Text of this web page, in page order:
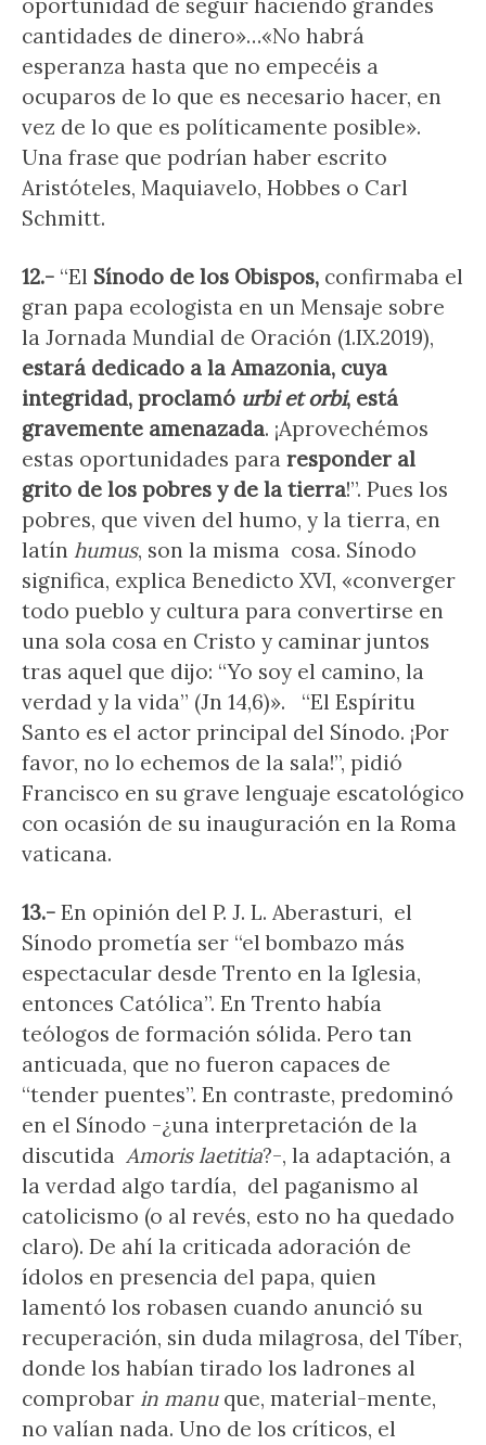
oportunidad de seguir haciendo grandes
cantidades de dinero»…«No habrá
esperanza hasta que no empecéis a
ocuparos de lo que es necesario hacer, en
vez de lo que es políticamente posible».
Una frase que podrían haber escrito
Aristóteles, Maquiavelo, Hobbes o Carl
Schmitt.
12.- “El Sínodo de los Obispos, confirmaba el
gran papa ecologista en un Mensaje sobre
la Jornada Mundial de Oración (1.IX.2019),
estará dedicado a la Amazonia, cuya
integridad, proclamó urbi et orbi, está
gravemente amenazada. ¡Aprovechémos
estas oportunidades para responder al
grito de los pobres y de la tierra!”. Pues los
pobres, que viven del humo, y la tierra, en
latín humus, son la misma cosa. Sínodo
significa, explica Benedicto XVI, «converger
todo pueblo y cultura para convertirse en
una sola cosa en Cristo y caminar juntos
tras aquel que dijo: “Yo soy el camino, la
verdad y la vida” (Jn 14,6)». “El Espíritu
Santo es el actor principal del Sínodo. ¡Por
favor, no lo echemos de la sala!”, pidió
Francisco en su grave lenguaje escatológico
con ocasión de su inauguración en la Roma
vaticana.
13.- En opinión del P. J. L. Aberasturi, el
Sínodo prometía ser “el bombazo más
espectacular desde Trento en la Iglesia,
entonces Católica”. En Trento había
teólogos de formación sólida. Pero tan
anticuada, que no fueron capaces de
“tender puentes”. En contraste, predominó
en el Sínodo -¿una interpretación de la
discutida Amoris laetitia?-, la adaptación, a
la verdad algo tardía, del paganismo al
catolicismo (o al revés, esto no ha quedado
claro). De ahí la criticada adoración de
ídolos en presencia del papa, quien
lamentó los robasen cuando anunció su
recuperación, sin duda milagrosa, del Tíber,
donde los habían tirado los ladrones al
comprobar in manuque, material-mente,
no valían nada. Uno de los críticos, el